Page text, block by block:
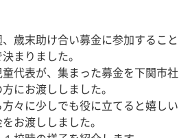
歳末助け合い募金に参加すること
まりました。
代表が、集まった募金を下関市社
にお渡ししました。
方々に少しでも役に立てると嬉しい
お渡ししました。